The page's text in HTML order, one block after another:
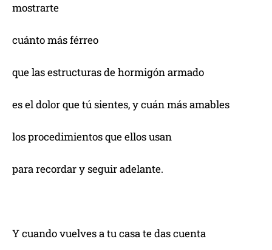
mostrarte
cuánto más férreo
que las estructuras de hormigón armado
es el dolor que tú sientes, y cuán más amables
los procedimientos que ellos usan
para recordar y seguir adelante.
Y cuando vuelves a tu casa te das cuenta